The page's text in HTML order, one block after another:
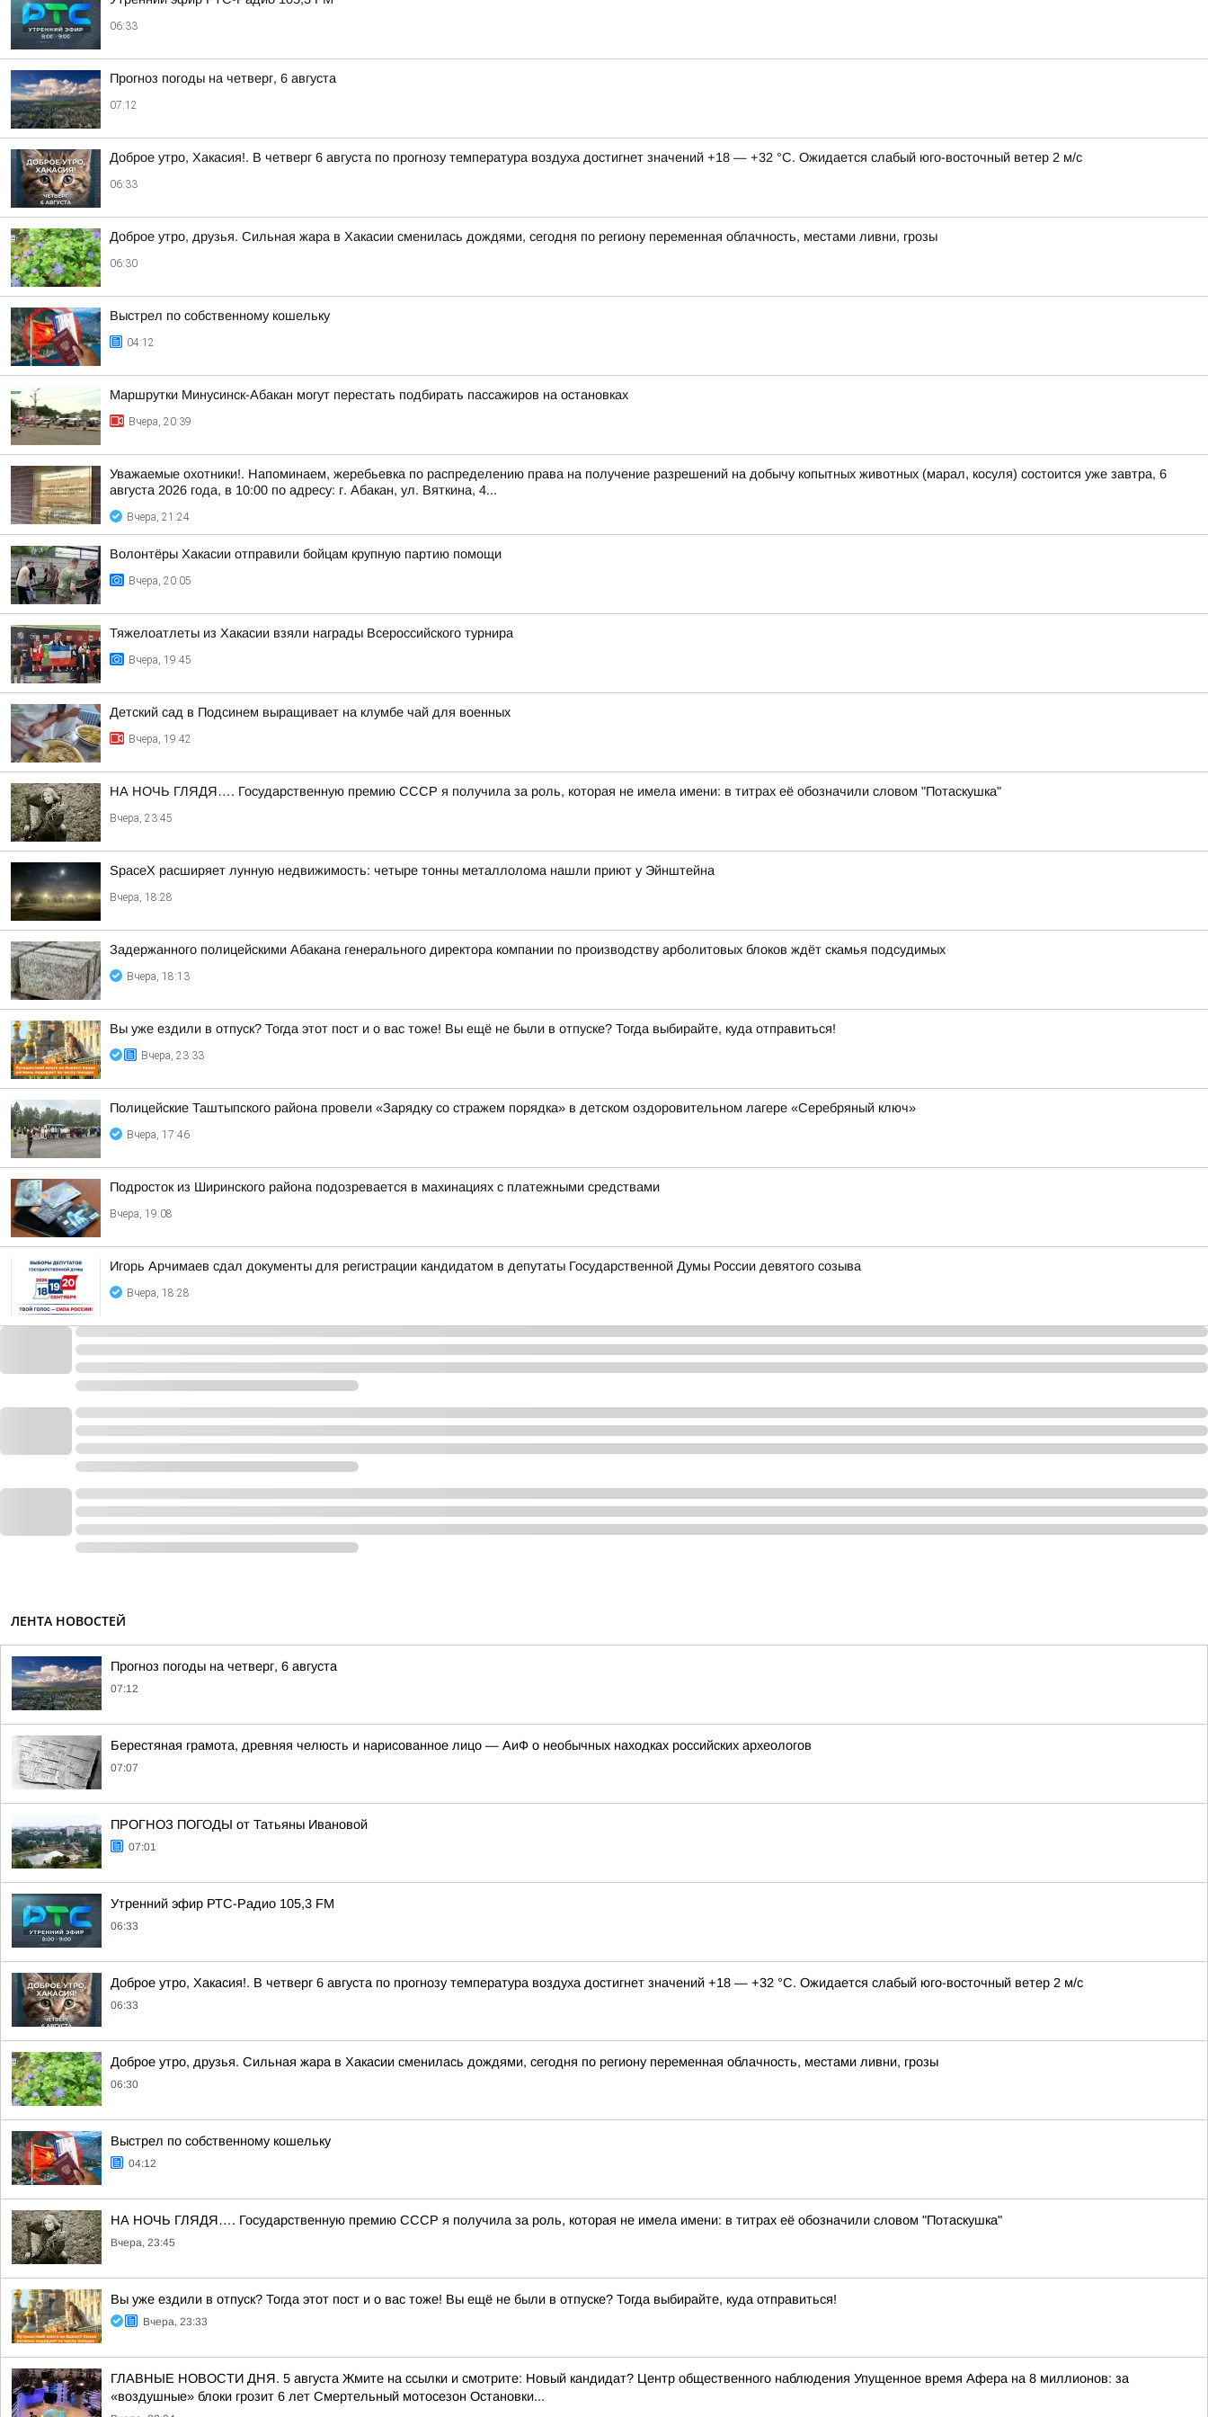
06:33
Прогноз погоды на четверг, 6 августа
07:12
Доброе утро, Хакасия!. В четверг 6 августа по прогнозу температура воздуха достигнет значений +18 — +32 °С. Ожидается слабый юго-восточный ветер 2 м/с
06:33
Доброе утро, друзья. Сильная жара в Хакасии сменилась дождями, сегодня по региону переменная облачность, местами ливни, грозы
06:30
Выстрел по собственному кошельку
04:12
Маршрутки Минусинск-Абакан могут перестать подбирать пассажиров на остановках
Вчера, 20:39
Уважаемые охотники!. Напоминаем, жеребьевка по распределению права на получение разрешений на добычу копытных животных (марал, косуля) состоится уже завтра, 6
августа 2026 года, в 10:00 по адресу: г. Абакан, ул. Вяткина, 4...
Вчера, 21:24
Волонтёры Хакасии отправили бойцам крупную партию помощи
Вчера, 20:05
Тяжелоатлеты из Хакасии взяли награды Всероссийского турнира
Вчера, 19:45
Детский сад в Подсинем выращивает на клумбе чай для военных
Вчера, 19:42
НА НОЧЬ ГЛЯДЯ…. Государственную премию СССР я получила за роль, которая не имела имени: в титрах её обозначили словом "Потаскушка"
Вчера, 23:45
SpaceX расширяет лунную недвижимость: четыре тонны металлолома нашли приют у Эйнштейна
Вчера, 18:28
Задержанного полицейскими Абакана генерального директора компании по производству арболитовых блоков ждёт скамья подсудимых
Вчера, 18:13
Вы уже ездили в отпуск? Тогда этот пост и о вас тоже! Вы ещё не были в отпуске? Тогда выбирайте, куда отправиться!
Вчера, 23:33
Полицейские Таштыпского района провели «Зарядку со стражем порядка» в детском оздоровительном лагере «Серебряный ключ»
Вчера, 17:46
Подросток из Ширинского района подозревается в махинациях с платежными средствами
Вчера, 19:08
Игорь Арчимаев сдал документы для регистрации кандидатом в депутаты Государственной Думы России девятого созыва
Вчера, 18:28
ЛЕНТА НОВОСТЕЙ
Прогноз погоды на четверг, 6 августа
07:12
Берестяная грамота, древняя челюсть и нарисованное лицо — АиФ о необычных находках российских археологов
07:07
ПРОГНОЗ ПОГОДЫ от Татьяны Ивановой
07:01
Утренний эфир РТС-Радио 105,3 FM
06:33
Доброе утро, Хакасия!. В четверг 6 августа по прогнозу температура воздуха достигнет значений +18 — +32 °С. Ожидается слабый юго-восточный ветер 2 м/с
06:33
Доброе утро, друзья. Сильная жара в Хакасии сменилась дождями, сегодня по региону переменная облачность, местами ливни, грозы
06:30
Выстрел по собственному кошельку
04:12
НА НОЧЬ ГЛЯДЯ…. Государственную премию СССР я получила за роль, которая не имела имени: в титрах её обозначили словом "Потаскушка"
Вчера, 23:45
Вы уже ездили в отпуск? Тогда этот пост и о вас тоже! Вы ещё не были в отпуске? Тогда выбирайте, куда отправиться!
Вчера, 23:33
ГЛАВНЫЕ НОВОСТИ ДНЯ. 5 августа Жмите на ссылки и смотрите: Новый кандидат? Центр общественного наблюдения Упущенное время Афера на 8 миллионов: за
«воздушные» блоки грозит 6 лет Смертельный мотосезон Остановки...